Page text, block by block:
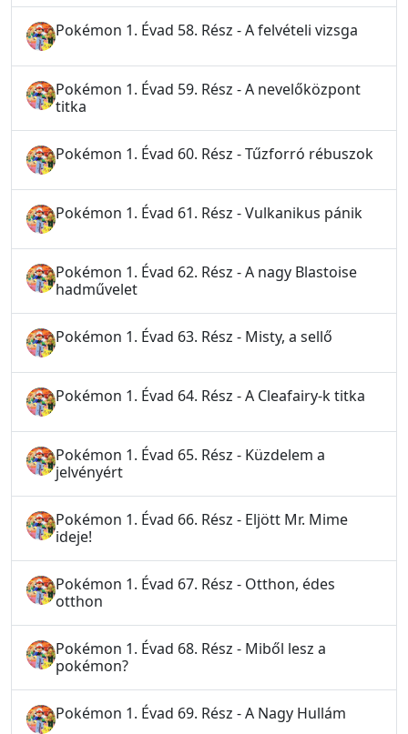
Pokémon 1. Évad 58. Rész - A felvételi vizsga
Pokémon 1. Évad 59. Rész - A nevelőközpont
titka
Pokémon 1. Évad 60. Rész - Tűzforró rébuszok
Pokémon 1. Évad 61. Rész - Vulkanikus pánik
Pokémon 1. Évad 62. Rész - A nagy Blastoise
hadművelet
Pokémon 1. Évad 63. Rész - Misty, a sellő
Pokémon 1. Évad 64. Rész - A Cleafairy-k titka
Pokémon 1. Évad 65. Rész - Küzdelem a
jelvényért
Pokémon 1. Évad 66. Rész - Eljött Mr. Mime
ideje!
Pokémon 1. Évad 67. Rész - Otthon, édes
otthon
Pokémon 1. Évad 68. Rész - Miből lesz a
pokémon?
Pokémon 1. Évad 69. Rész - A Nagy Hullám